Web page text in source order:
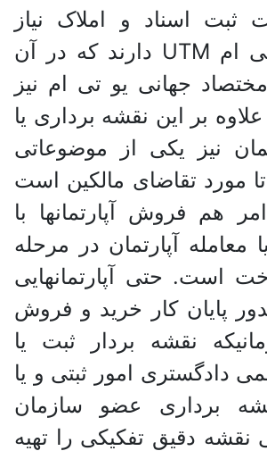
ثبت اسناد و املاک نیاز
به نقشه یو تی ام UTM دارند که در آن
جهانی یو تی ام نیز
بر این نقشه برداری یا
نیز یکی از موضوعاتی
مورد تقاضای مالکین است
هم فروش آپارتمانها با
آپارتمان در مرحله
است. حتی آپارتمانهایی
پایان کار خرید و فروش
نقشه بردار ثبت یا
دادگستری امور ثبتی و یا
برداری عضو سازمان
دقیق تفکیکی را تهیه